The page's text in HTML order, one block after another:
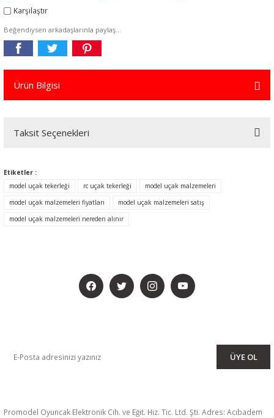
Karşılaştır
Beğendiysen arkadaşlarınla paylaş...
Ürün Bilgisi
Taksit Seçenekleri
Etiketler :
model uçak tekerleği
rc uçak tekerleği
model uçak malzemeleri
model uçak malzemeleri fiyatları
model uçak malzemeleri satış
model uçak malzemeleri nereden alınır
ÜYE OL
Promodel Oyuncak Elektronik Cih. ve Eğit. Hiz. Tic. Ltd. Şti. Adres: Acıbadem